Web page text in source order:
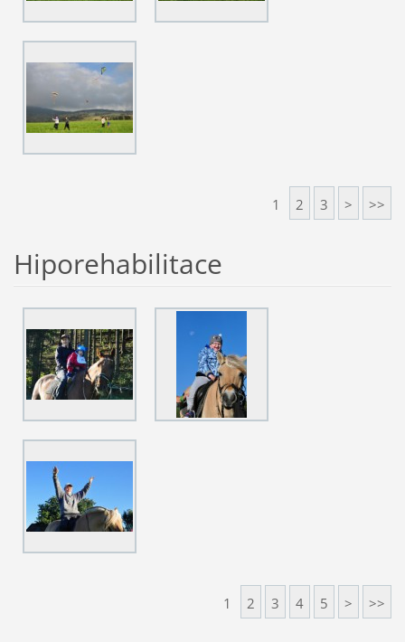
1 2 3 > >>
Hiporehabilitace
1 2 3 4 5 > >>